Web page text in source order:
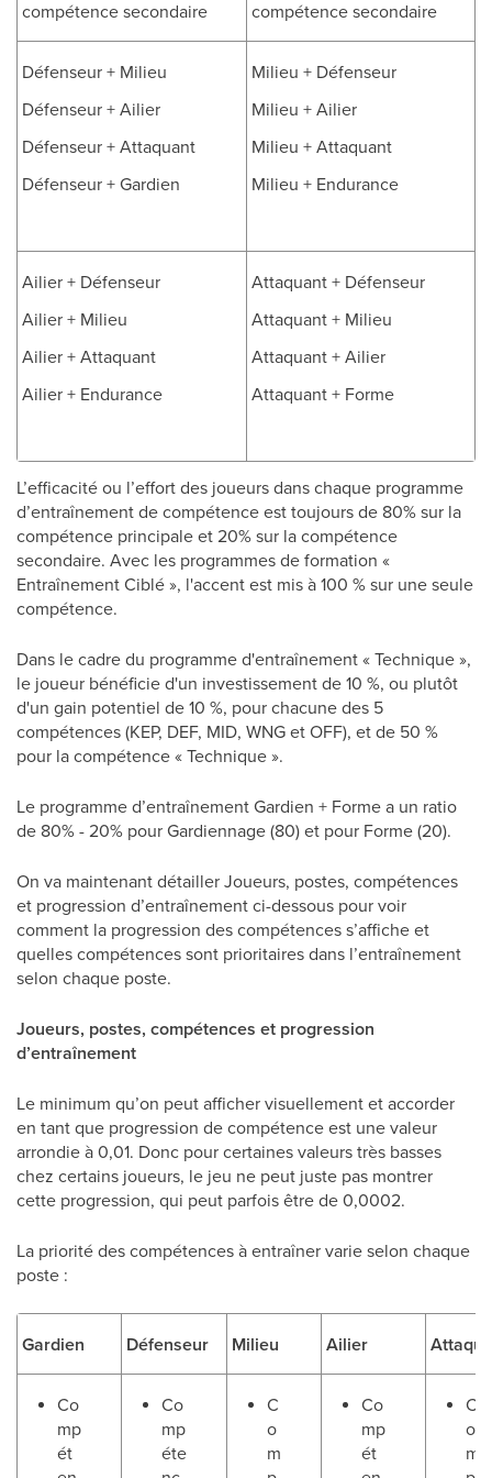
compétence secondaire compétence secondaire
Défenseur + Milieu
Défenseur + Ailier
Défenseur + Attaquant
Défenseur + Gardien
Milieu + Défenseur
Milieu + Ailier
Milieu + Attaquant
Milieu + Endurance
Ailier + Défenseur
Ailier + Milieu
Ailier + Attaquant
Ailier + Endurance
Attaquant + Défenseur
Attaquant + Milieu
Attaquant + Ailier
Attaquant + Forme
L’efficacité ou l’effort des joueurs dans chaque programme
d’entraînement de compétence est toujours de 80% sur la
compétence principale et 20% sur la compétence
secondaire. Avec les programmes de formation «
Entraînement Ciblé », l'accent est mis à 100 % sur une seule
compétence.
Dans le cadre du programme d'entraînement « Technique »,
le joueur bénéficie d'un investissement de 10 %, ou plutôt
d'un gain potentiel de 10 %, pour chacune des 5
compétences (KEP, DEF, MID, WNG et OFF), et de 50 %
pour la compétence « Technique ».
Le programme d’entraînement Gardien + Forme a un ratio
de 80% - 20% pour Gardiennage (80) et pour Forme (20).
On va maintenant détailler Joueurs, postes, compétences
et progression d’entraînement ci-dessous pour voir
comment la progression des compétences s’affiche et
quelles compétences sont prioritaires dans l’entraînement
selon chaque poste.
Joueurs, postes, compétences et progression
d’entraînement
Le minimum qu’on peut afficher visuellement et accorder
en tant que progression de compétence est une valeur
arrondie à 0,01. Donc pour certaines valeurs très basses
chez certains joueurs, le jeu ne peut juste pas montrer
cette progression, qui peut parfois être de 0,0002.
La priorité des compétences à entraîner varie selon chaque
poste :
Gardien Défenseur Milieu Ailier
Co
mp
ét
Co
mp
éte
C
o
m
Co
mp
ét
C
o
m